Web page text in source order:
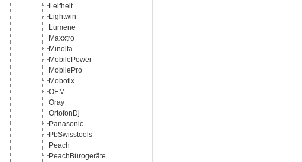
Leifheit
Lightwin
Lumene
Maxxtro
Minolta
MobilePower
MobilePro
Mobotix
OEM
Oray
OrtofonDj
Panasonic
PbSwisstools
Peach
PeachBürogeräte